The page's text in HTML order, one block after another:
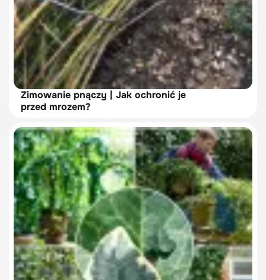
Zimowanie pnączy | Jak ochronić je
przed mrozem?